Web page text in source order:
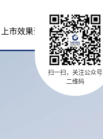
上市效果评估体系
扫一扫，关注公众号
二维码